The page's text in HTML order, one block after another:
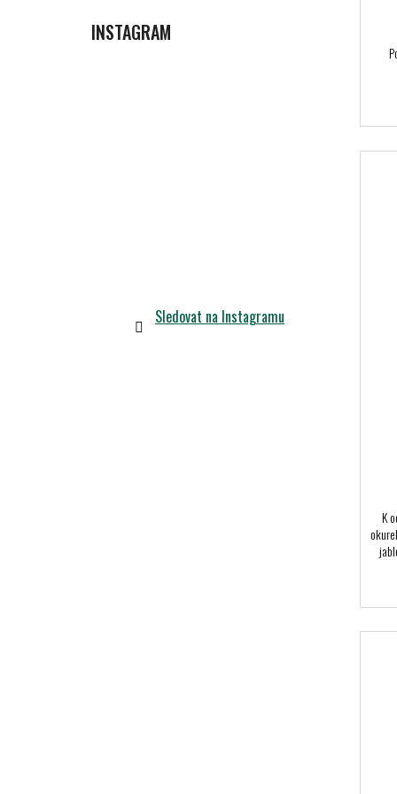
INSTAGRAM
Sledovat na Instagramu
K